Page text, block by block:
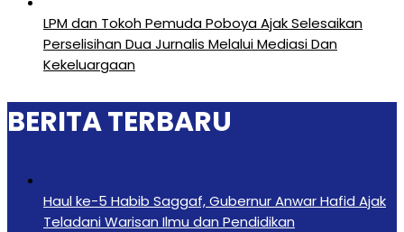
LPM dan Tokoh Pemuda Poboya Ajak Selesaikan
Perselisihan Dua Jurnalis Melalui Mediasi Dan
Kekeluargaan
BERITA TERBARU
Haul ke-5 Habib Saggaf, Gubernur Anwar Hafid Ajak
Teladani Warisan Ilmu dan Pendidikan